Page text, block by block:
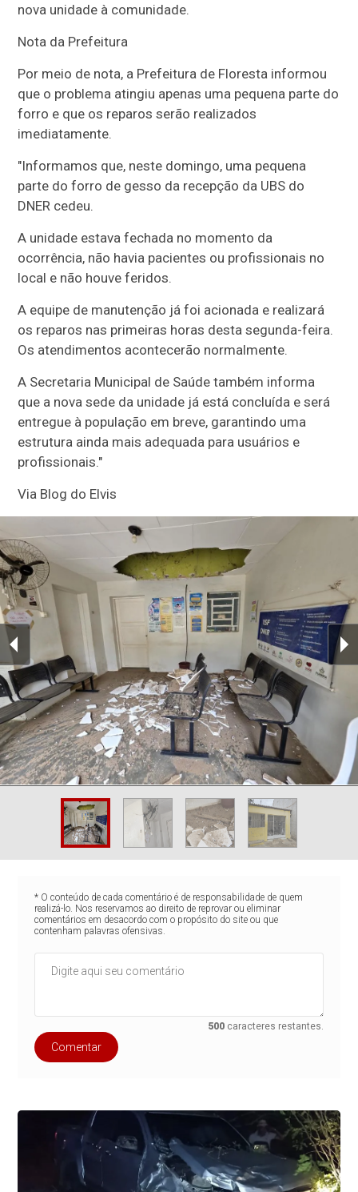
nova unidade à comunidade.
Nota da Prefeitura
Por meio de nota, a Prefeitura de Floresta informou
que o problema atingiu apenas uma pequena parte do
forro e que os reparos serão realizados
imediatamente.
"Informamos que, neste domingo, uma pequena
parte do forro de gesso da recepção da UBS do
DNER cedeu.
A unidade estava fechada no momento da
ocorrência, não havia pacientes ou profissionais no
local e não houve feridos.
A equipe de manutenção já foi acionada e realizará
os reparos nas primeiras horas desta segunda-feira.
Os atendimentos acontecerão normalmente.
A Secretaria Municipal de Saúde também informa
que a nova sede da unidade já está concluída e será
entregue à população em breve, garantindo uma
estrutura ainda mais adequada para usuários e
profissionais."
Via Blog do Elvis
* O conteúdo de cada comentário é de responsabilidade de quem
realizá-lo. Nos reservamos ao direito de reprovar ou eliminar
comentários em desacordo com o propósito do site ou que
contenham palavras ofensivas.
500 caracteres restantes.
Comentar